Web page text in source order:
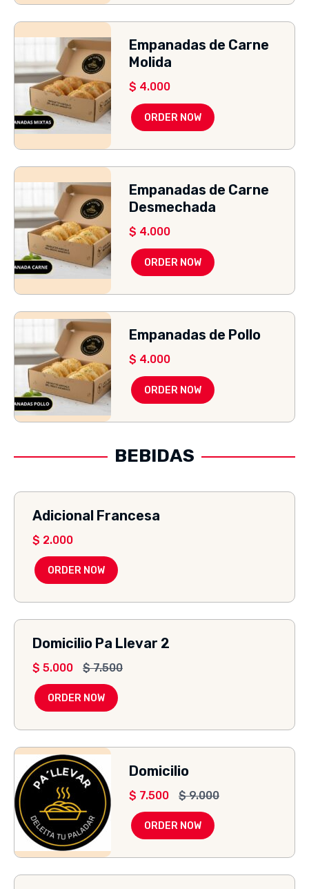
Empanadas de Carne
Molida
$ 4.000
ORDER NOW
Empanadas de Carne
Desmechada
$ 4.000
ORDER NOW
Empanadas de Pollo
$ 4.000
ORDER NOW
BEBIDAS
Adicional Francesa
$ 2.000
ORDER NOW
Domicilio Pa Llevar 2
$ 5.000 $7.500
ORDER NOW
Domicilio
$ 7.500 $9.000
ORDER NOW